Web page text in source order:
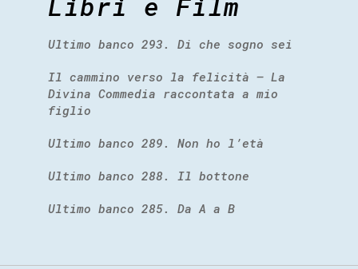
Ultimo banco 293. Di che sogno sei
Il cammino verso la felicità – La
Divina Commedia raccontata a mio
figlio
Ultimo banco 289. Non ho l’età
Ultimo banco 288. Il bottone
Ultimo banco 285. Da A a B